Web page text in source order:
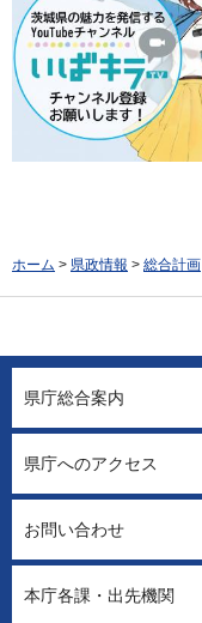
ホーム > 県政情報 > 総合計画
県庁総合案内
県庁へのアクセス
お問い合わせ
本庁各課・出先機関